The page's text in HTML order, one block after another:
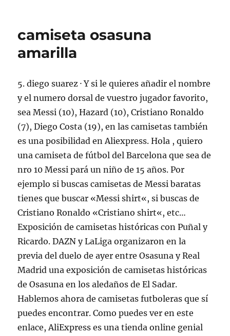
camiseta osasuna
amarilla
5. diego suarez · Y si le quieres añadir el nombre
y el numero dorsal de vuestro jugador favorito,
sea Messi (10), Hazard (10), Cristiano Ronaldo
(7), Diego Costa (19), en las camisetas también
es una posibilidad en Aliexpress. Hola , quiero
una camiseta de fútbol del Barcelona que sea de
nro 10 Messi pará un niño de 15 años. Por
ejemplo si buscas camisetas de Messi baratas
tienes que buscar «Messi shirt«, si buscas de
Cristiano Ronaldo «Cristiano shirt«, etc…
Exposición de camisetas históricas con Puñal y
Ricardo. DAZN y LaLiga organizaron en la
previa del duelo de ayer entre Osasuna y Real
Madrid una exposición de camisetas históricas
de Osasuna en los aledaños de El Sadar.
Hablemos ahora de camisetas futboleras que sí
puedes encontrar. Como puedes ver en este
enlace, AliExpress es una tienda online genial